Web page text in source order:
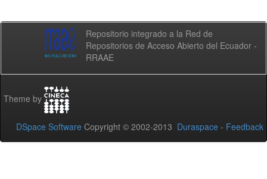
Repositorio integrado a la Red de
Repositorios de Acceso Abierto del Ecuador -
RRAAE
Theme by
DSpace Software Copyright © 2002-2013 Duraspace - Feedback